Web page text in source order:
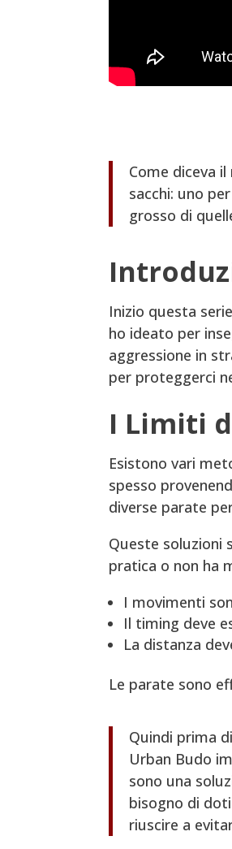
Come diceva
sacchi: uno
grosso di
Inizio questa
ho ideato per
aggressione in
per proteggerci
I Limiti
Esistono vari
spesso
diverse parate
Queste soluzioni
pratica o non ha
I movimenti
Il timing deve
La distanza
Le parate sono
Quindi prima
Urban Budo
sono una
bisogno di
riuscire a